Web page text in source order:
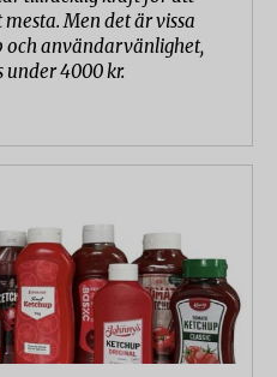
Men det är vissa
och användarvänlighet,
under 4000 kr.